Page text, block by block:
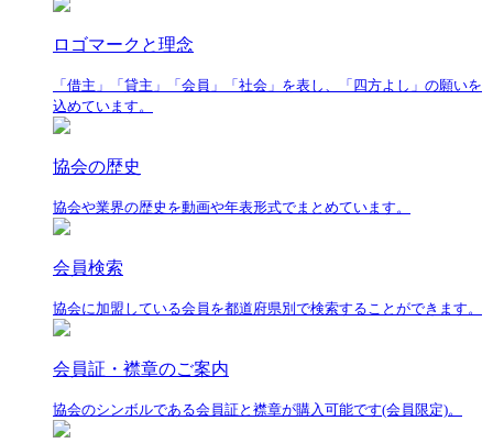
ロゴマークと理念
「借主」「貸主」「会員」「社会」を表し、「四方よし」の願いを
込めています。
協会の歴史
協会や業界の歴史を動画や年表形式でまとめています。
会員検索
協会に加盟している会員を都道府県別で検索することができます。
会員証・襟章のご案内
協会のシンボルである会員証と襟章が購入可能です(会員限定)。